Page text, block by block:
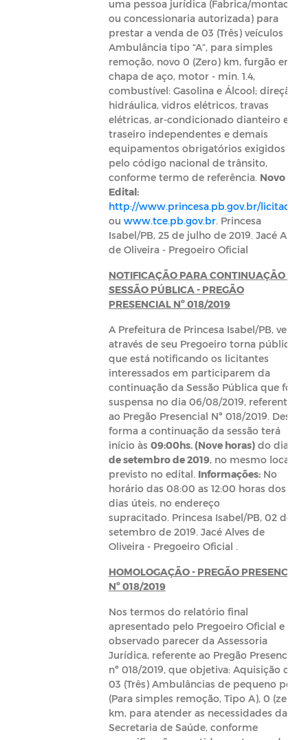
uma pessoa jurídica (Fabrica/montadora
ou concessionaria autorizada) para
prestar a venda de 03 (Três) veículos
Ambulância tipo “A”, para simples
remoção, novo 0 (Zero) km, furgão em
chapa de aço, motor - min. 1.4,
combustível: Gasolina e Álcool; direção
hidráulica, vidros elétricos, travas
elétricas, ar-condicionado dianteiro e
traseiro independentes e demais
equipamentos obrigatórios exigidos
pelo código nacional de trânsito,
conforme termo de referência. Novo
Edital:
http://www.princesa.pb.gov.br/licitacoes
ou www.tce.pb.gov.br. Princesa
Isabel/PB, 25 de julho de 2019. Jacé Alves
de Oliveira - Pregoeiro Oficial
NOTIFICAÇÃO PARA CONTINUAÇÃO DA
SESSÃO PÚBLICA - PREGÃO
PRESENCIAL Nº 018/2019
A Prefeitura de Princesa Isabel/PB, vem
através de seu Pregoeiro torna público
que está notificando os licitantes
interessados em participarem da
continuação da Sessão Pública que foi
suspensa no dia 06/08/2019, referente
ao Pregão Presencial Nº 018/2019. Desta
forma a continuação da sessão terá
início às 09:00hs. (Nove horas)do dia
de setembro de 2019, no mesmo local
previsto no edital. Informações:No
horário das 08:00 as 12:00 horas dos
dias úteis, no endereço
supracitado. Princesa Isabel/PB, 02 de
setembro de 2019. Jacé Alves de
Oliveira - Pregoeiro Oficial .
HOMOLOGAÇÃO - PREGÃO PRESENCIAL
Nº 018/2019
Nos termos do relatório final
apresentado pelo Pregoeiro Oficial e
observado parecer da Assessoria
Jurídica, referente ao Pregão Presencial
nº 018/2019, que objetiva: Aquisição de
03 (Três) Ambulâncias de pequeno porte
(Para simples remoção, Tipo A), 0 (zero)
km, para atender as necessidades da
Secretaria de Saúde, conforme